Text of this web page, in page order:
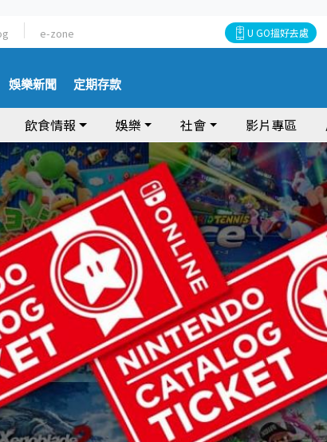
e-zone U GO搵好去處
娛樂新聞 定期存款
飲食情報 娛樂 社會 影片專區